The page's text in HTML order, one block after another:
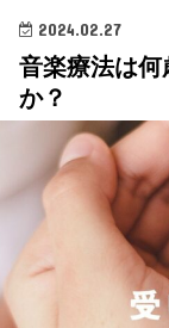
2024.02.27
音楽療法は
か？